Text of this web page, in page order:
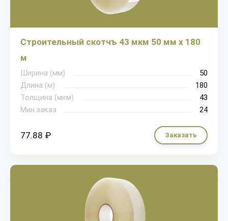
Строительный скотчъ 43 мкм 50 мм х 180
м
Ширина (мм)
50
Длина (м)
180
Толщина (мкм)
43
Мин.заказ
24
77.88 ₽ Заказать